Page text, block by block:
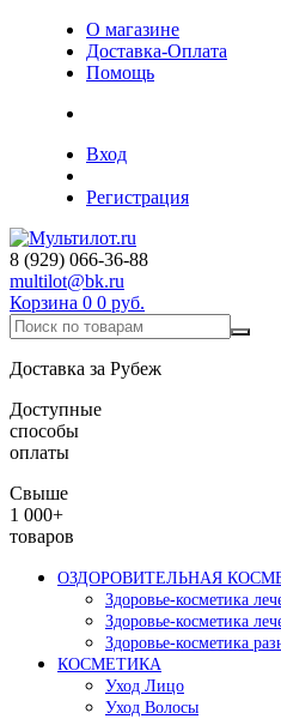
О магазине
Доставка-Оплата
Помощь
Вход
Регистрация
8 (929) 066-36-88
multilot@bk.ru
Корзина 0 0 руб.
Доставка за Рубеж
Доступные
способы
оплаты
Свыше
1 000+
товаров
ОЗДОРОВИТЕЛЬНАЯ
Здоровье-косметика
Здоровье-косметика
Здоровье-косметика
КОСМЕТИКА
Уход Лицо
Уход Волосы